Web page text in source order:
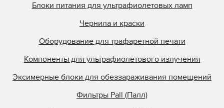
Блоки питания для ультрафиолетовых ламп
Чернила и краски
Оборудование для трафаретной печати
Компоненты для ультрафиолетового излучения
Эксимерные блоки для обеззараживания помещений
Фильтры Pall (Палл)